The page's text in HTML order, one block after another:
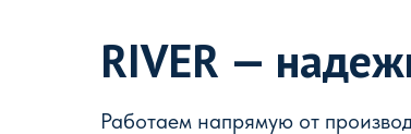
RIVER —
Работаем напрямую от